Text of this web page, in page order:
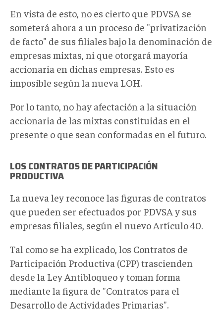
En vista de esto, no es cierto que PDVSA se
someterá ahora a un proceso de "privatización
de facto" de sus filiales bajo la denominación de
empresas mixtas, ni que otorgará mayoría
accionaria en dichas empresas. Esto es
imposible según la nueva LOH.
Por lo tanto, no hay afectación a la situación
accionaria de las mixtas constituidas en el
presente o que sean conformadas en el futuro.
LOS CONTRATOS DE PARTICIPACIÓN
PRODUCTIVA
La nueva ley reconoce las figuras de contratos
que pueden ser efectuados por PDVSA y sus
empresas filiales, según el nuevo Artículo 40.
Tal como se ha explicado, los Contratos de
Participación Productiva (CPP) trascienden
desde la Ley Antibloqueo y toman forma
mediante la figura de "Contratos para el
Desarrollo de Actividades Primarias".